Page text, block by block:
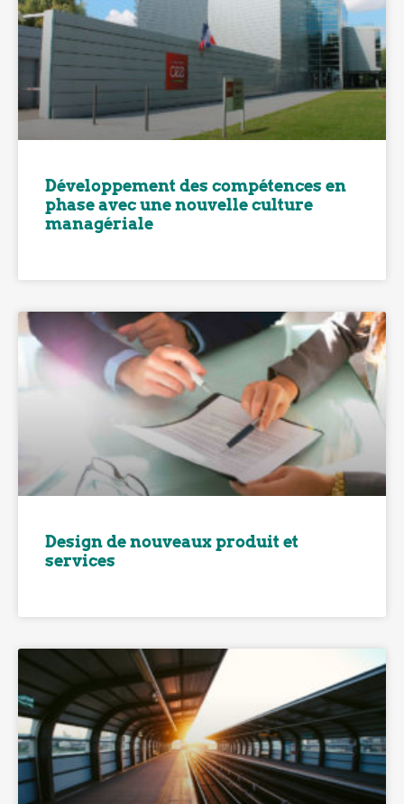
Développement des compétences en
phase avec une nouvelle culture
managériale
Design de nouveaux produit et
services